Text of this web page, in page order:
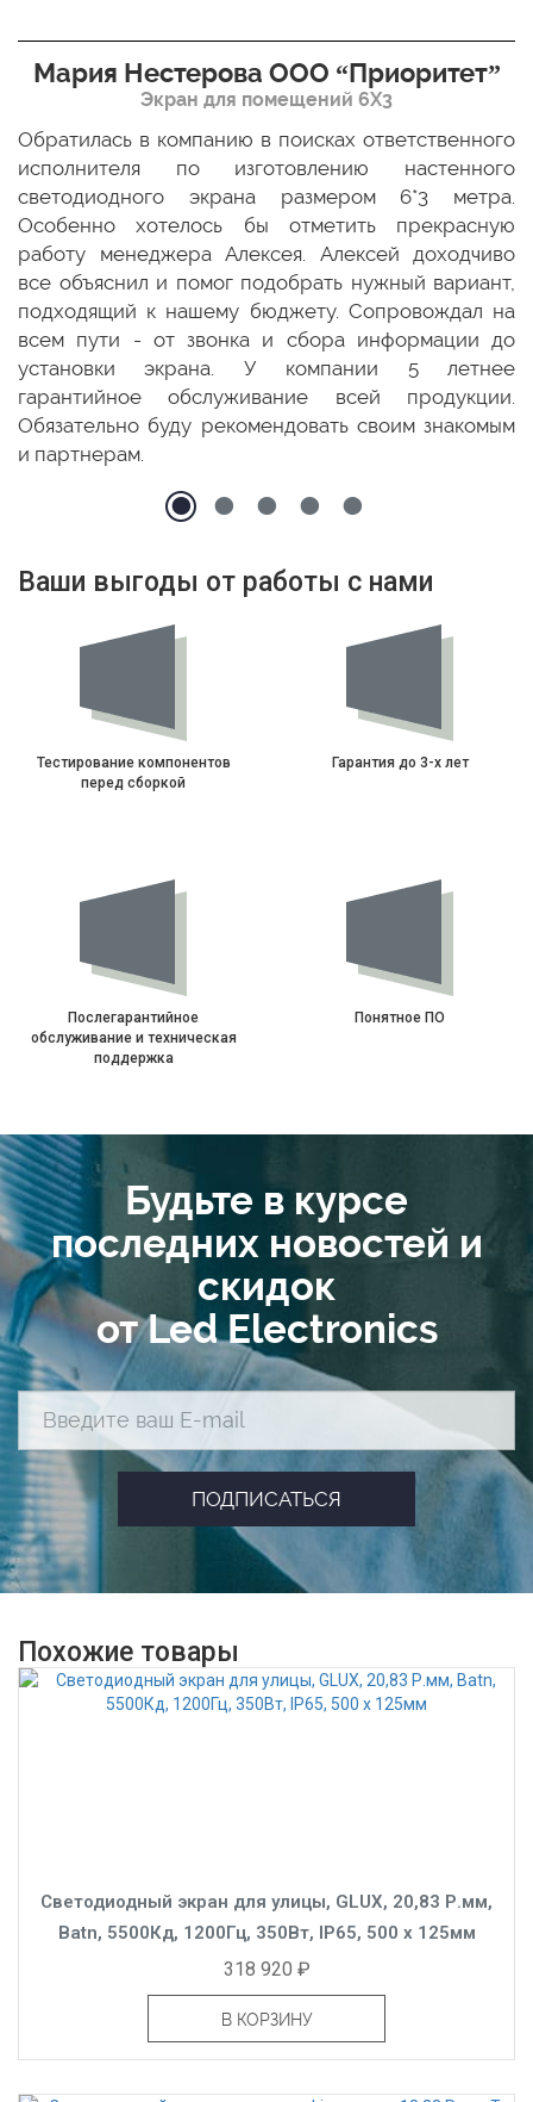
Мария Нестерова ООО “Приоритет”
Экран для помещений 6Х3
Обратилась в компанию в поисках ответственного
исполнителя по изготовлению настенного
светодиодного экрана размером 6*3 метра.
Особенно хотелось бы отметить прекрасную
работу менеджера Алексея. Алексей доходчиво
все объяснил и помог подобрать нужный вариант,
подходящий к нашему бюджету. Сопровождал на
всем пути - от звонка и сбора информации до
установки экрана. У компании 5 летнее
гарантийное обслуживание всей продукции.
Обязательно буду рекомендовать своим знакомым
и партнерам.
Ваши выгоды от работы с нами
Тестирование компонентов
перед сборкой
Гарантия до 3-х лет
Послегарантийное
обслуживание и техническая
поддержка
Понятное ПО
Будьте в курсе
последних новостей и
скидок
от Led Electronics
Похожие товары
Светодиодный экран для улицы, GLUX, 20,83 Р.мм,
Batn, 5500Кд, 1200Гц, 350Вт, IP65, 500 x 125мм
318 920 ₽
В КОРЗИНУ